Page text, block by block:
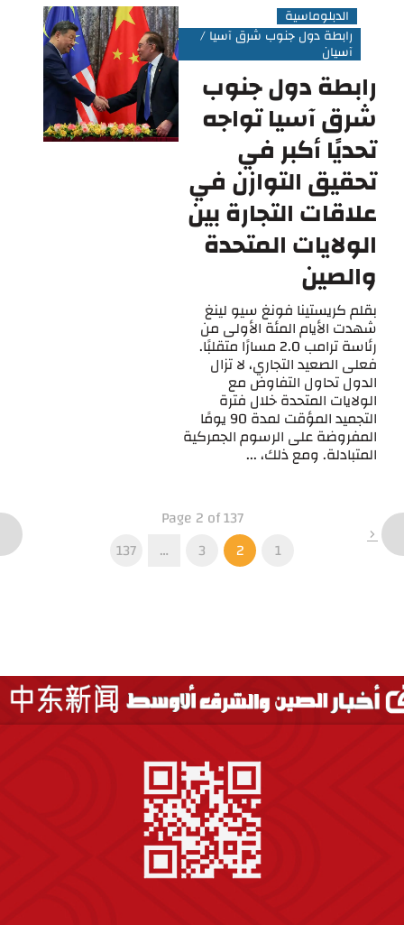
الدبلوماسية
رابطة دول جنوب شرق آسيا /
آسيان
رابطة دول جنوب
شرق آسيا تواجه
تحديًا أكبر في
تحقيق التوازن في
علاقات التجارة بين
الولايات المتحدة
والصين
بقلم كريستينا فونغ سيو لينغ
شهدت الأيام المئة الأولى من
رئاسة ترامب 2.0 مسارًا متقلبًا.
فعلى الصعيد التجاري، لا تزال
الدول تحاول التفاوض مع
الولايات المتحدة خلال فترة
التجميد المؤقت لمدة 90 يومًا
المفروضة على الرسوم الجمركية
المتبادلة. ومع ذلك، ...
Page 2 of 137
1
2
3
…
137